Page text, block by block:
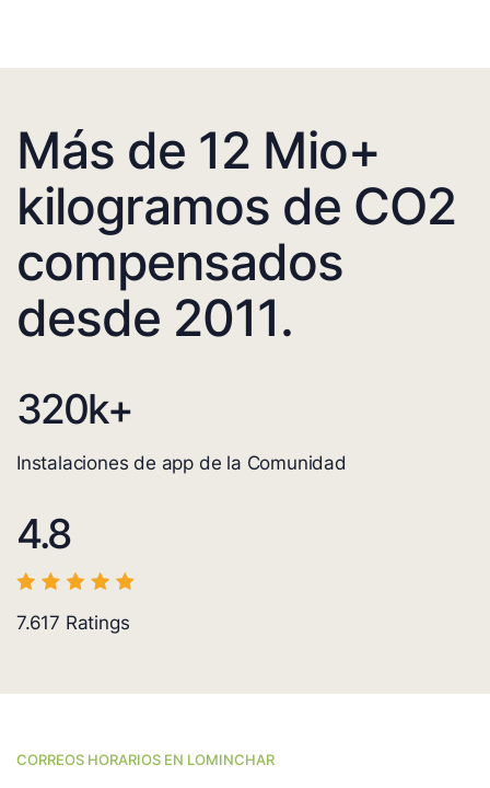
Más de 12 Mio+
kilogramos de CO2
compensados
desde 2011.
320k+
Instalaciones de app de la Comunidad
4.8
7.617 Ratings
CORREOS HORARIOS EN LOMINCHAR